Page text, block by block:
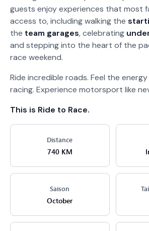
guests enjoy experiences that most
access to, including walking the
the team garages, celebrating
and stepping into the heart of the
race weekend.
Ride incredible roads. Feel the
racing. Experience motorsport like
This is Ride to Race.
Distance
740 KM
Saison
October